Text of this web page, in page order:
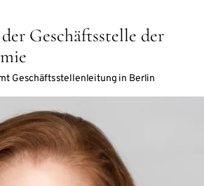
Geschäftsstelle der
Geschäftsstellenleitung in Berlin